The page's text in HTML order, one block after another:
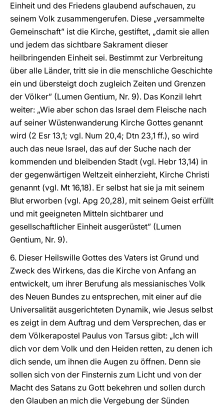
Einheit und des Friedens glaubend aufschauen, zu
seinem Volk zusammengerufen. Diese „versammelte
Gemeinschaft” ist die Kirche, gestiftet, „damit sie allen
und jedem das sichtbare Sakrament dieser
heilbringenden Einheit sei. Bestimmt zur Verbreitung
über alle Länder, tritt sie in die menschliche Geschichte
ein und übersteigt doch zugleich Zeiten und Grenzen
der Völker” (Lumen Gentium, Nr. 9). Das Konzil lehrt
weiter: „Wie aber schon das Israel dem Fleische nach
auf seiner Wüstenwanderung Kirche Gottes genannt
wird (2 Esr 13,1; vgl. Num 20,4; Dtn 23,1 ff.), so wird
auch das neue Israel, das auf der Suche nach der
kommenden und bleibenden Stadt (vgl. Hebr 13,14) in
der gegenwärtigen Weltzeit einherzieht, Kirche Christi
genannt (vgl. Mt 16,18). Er selbst hat sie ja mit seinem
Blut erworben (vgl. Apg 20,28), mit seinem Geist erfüllt
und mit geeigneten Mitteln sichtbarer und
gesellschaftlicher Einheit ausgerüstet” (Lumen
Gentium, Nr. 9).
6. Dieser Heilswille Gottes des Vaters ist Grund und
Zweck des Wirkens, das die Kirche von Anfang an
entwickelt, um ihrer Berufung als messianisches Volk
des Neuen Bundes zu entsprechen, mit einer auf die
Universalität ausgerichteten Dynamik, wie Jesus selbst
es zeigt in dem Auftrag und dem Versprechen, das er
dem Völkerapostel Paulus von Tarsus gibt: „Ich will
dich vor dem Volk und den Heiden retten, zu denen ich
dich sende, um ihnen die Augen zu öffnen. Denn sie
sollen sich von der Finsternis zum Licht und von der
Macht des Satans zu Gott bekehren und sollen durch
den Glauben an mich die Vergebung der Sünden